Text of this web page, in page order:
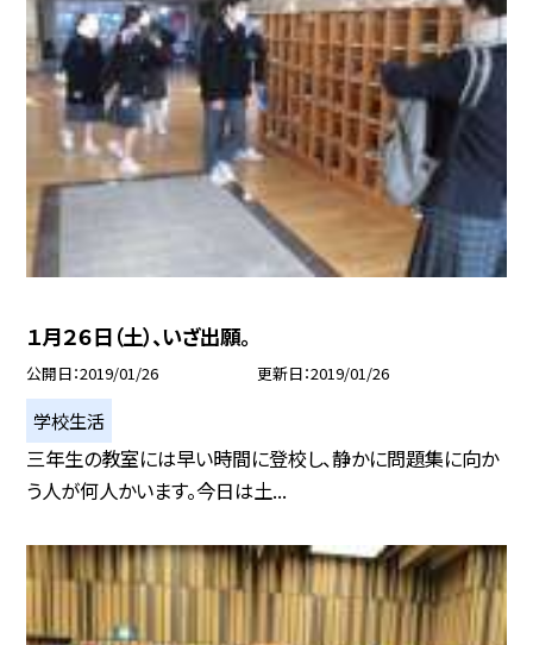
１月２６日（土）、いざ出願。
公開日 2019/01/26 更新日 2019/01/26
学校生活
三年生の教室には早い時間に登校し、静かに問題集に向か
う人が何人かいます。今日は土...